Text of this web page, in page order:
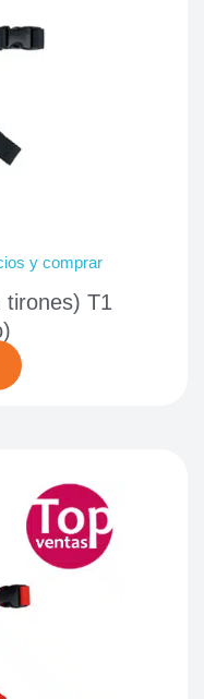
y comprar
tirones) T1